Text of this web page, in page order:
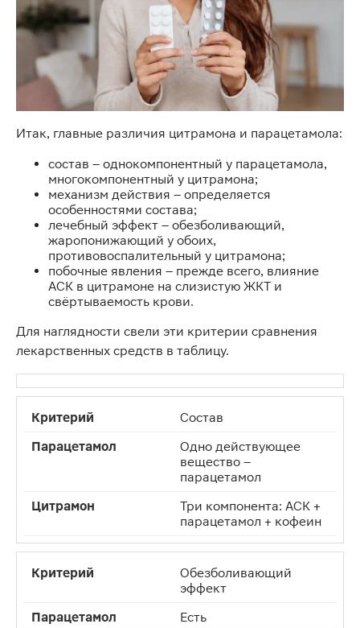
Итак, главные различия цитрамона и парацетамола:
состав – однокомпонентный у парацетамола,
многокомпонентный у цитрамона;
механизм действия – определяется
особенностями состава;
лечебный эффект – обезболивающий,
жаропонижающий у обоих,
противовоспалительный у цитрамона;
побочные явления – прежде всего, влияние
АСК в цитрамоне на слизистую ЖКТ и
свёртываемость крови.
Для наглядности свели эти критерии сравнения
лекарственных средств в таблицу.
Состав
Одно действующее
вещество –
парацетамол
Три компонента: АСК +
парацетамол + кофеин
Обезболивающий
эффект
Есть